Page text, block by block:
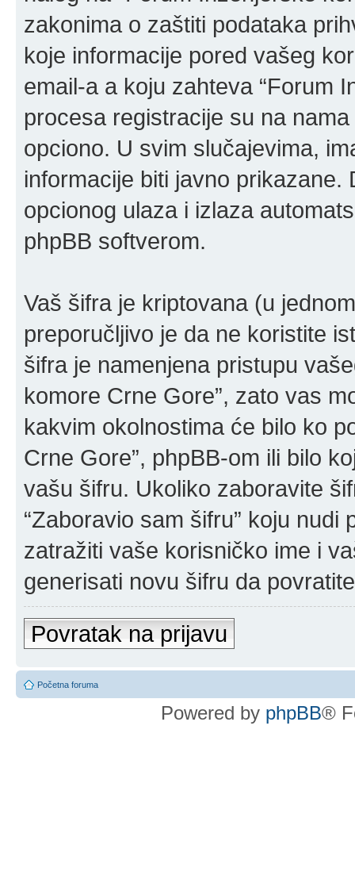
zakonima o zaštiti podataka
koje informacije pored vašeg
email-a a koju zahteva “Forum
procesa registracije su na
opciono. U svim slučajevima,
informacije biti javno
opcionog ulaza i izlaza
phpBB softverom.
Vaš šifra je kriptovana (u
preporučljivo je da ne koristite
šifra je namenjena pristupu
komore Crne Gore”, zato vas
kakvim okolnostima će bilo ko
Crne Gore”, phpBB-om ili bilo
vašu šifru. Ukoliko zaboravite
“Zaboravio sam šifru” koju
zatražiti vaše korisničko ime i
generisati novu šifru da
Povratak na prijavu
Početna foruma
Powered by phpBB®